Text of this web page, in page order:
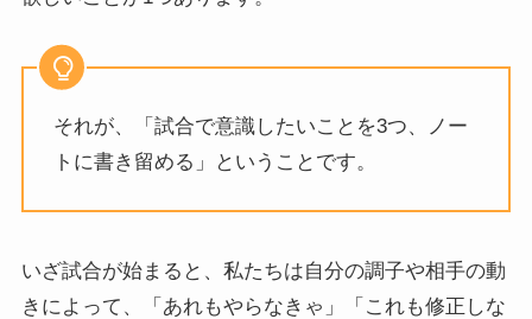
それが、「試合で意識したいことを3つ、ノー
トに書き留める」ということです。
いざ試合が始まると、私たちは自分の調子や相手の動
きによって、「あれもやらなきゃ」「これも修正しな